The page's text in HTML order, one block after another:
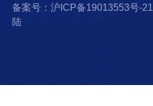
备案号：沪ICP备19013553号-21
陆